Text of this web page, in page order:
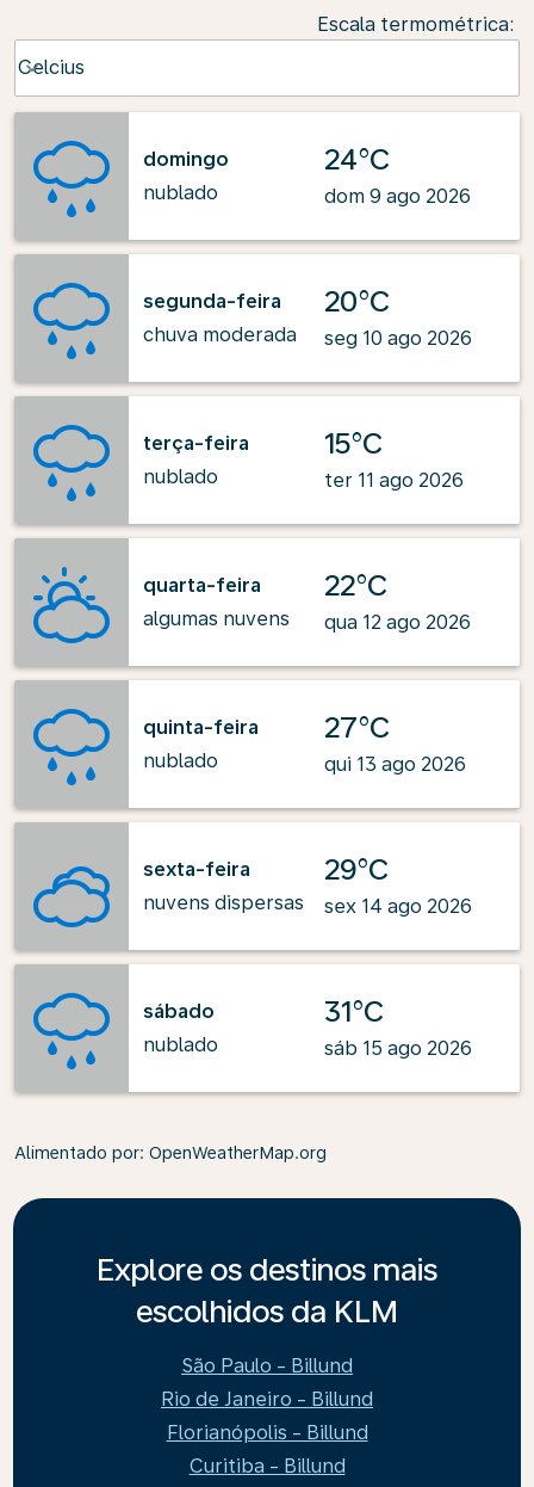
Escala termométrica:
Celcius
keyboard_arrow_down
domingo
nublado
24°C
dom 9 ago 2026
segunda-feira
chuva moderada
20°C
seg 10 ago 2026
terça-feira
nublado
15°C
ter 11 ago 2026
quarta-feira
algumas nuvens
22°C
qua 12 ago 2026
quinta-feira
nublado
27°C
qui 13 ago 2026
sexta-feira
nuvens dispersas
29°C
sex 14 ago 2026
sábado
nublado
31°C
sáb 15 ago 2026
Alimentado por: OpenWeatherMap.org
Explore os destinos mais
escolhidos da KLM
São Paulo - Billund
Rio de Janeiro - Billund
Florianópolis - Billund
Curitiba - Billund